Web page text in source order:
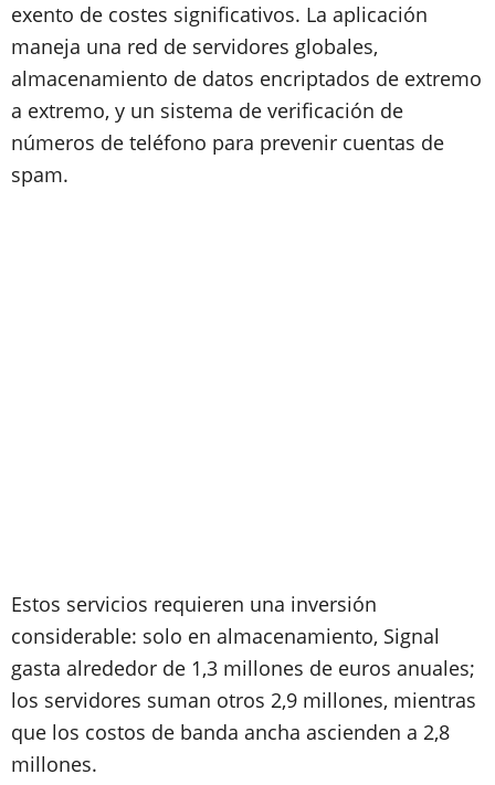
exento de costes significativos. La aplicación
maneja una red de servidores globales,
almacenamiento de datos encriptados de extremo
a extremo, y un sistema de verificación de
números de teléfono para prevenir cuentas de
spam.
Estos servicios requieren una inversión
considerable: solo en almacenamiento, Signal
gasta alrededor de 1,3 millones de euros anuales;
los servidores suman otros 2,9 millones, mientras
que los costos de banda ancha ascienden a 2,8
millones.